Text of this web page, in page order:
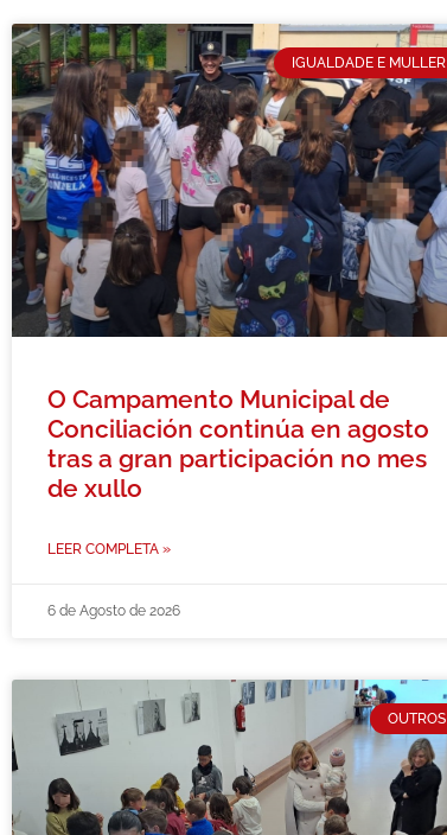
IGUALDADE E MULLER
O Campamento Municipal de
Conciliación continúa en agosto
tras a gran participación no mes
de xullo
LEER COMPLETA »
6 de Agosto de 2026
OUTROS